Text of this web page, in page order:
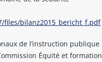
files/bilanz2015_bericht_f.pdf
de l’instruction publique
Équité et formation